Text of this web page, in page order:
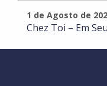
1 de Agosto de
Chez Toi – Em